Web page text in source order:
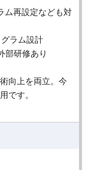
ム再設定なども対
ラム設計
部研修あり
向上を両立。今
です。